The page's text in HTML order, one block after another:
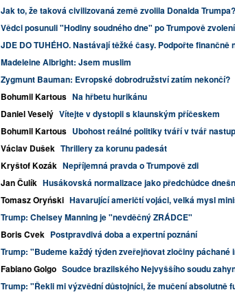
Jak to, že taková civilizovaná země zvolila Donalda Trumpa?
Vědci posunuli "Hodiny soudného dne" po Trumpově
JDE DO TUHÉHO. Nastávají těžké časy. Podpořte finančně
Madeleine Albright: Jsem muslim
Zygmunt Bauman: Evropské dobrodružství zatím nekončí?
Bohumil Kartous Na hřbetu hurikánu
Daniel Veselý Vítejte v dystopii s klaunským příčeskem
Bohumil Kartous Ubohost reálné politiky tváří v tvář
Václav Dušek Thrillery za korunu padesát
Kryštof Kozák Nepříjemná pravda o Trumpově zdi
Jan Čulík Husákovská normalizace jako předchůdce
Tomasz Oryński Havarující američtí vojáci, velká mysl
Trump: Chelsey Manning je "nevděčný ZRÁDCE"
Boris Cvek Postpravdivá doba a expertní poznání
Trump: "Budeme každý týden zveřejňovat zločiny páchané
Fabiano Golgo Soudce brazilského Nejvyššího soudu
Trump: "Řekli mi výzvědní důstojníci, že mučení absolutně